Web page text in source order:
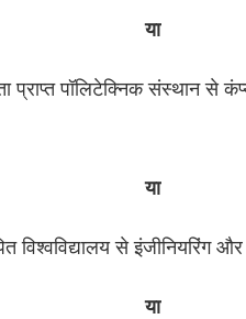
या
प्राप्त पॉलिटेक्निक संस्थान से
या
विश्वविद्यालय से इंजीनियरिंग
या